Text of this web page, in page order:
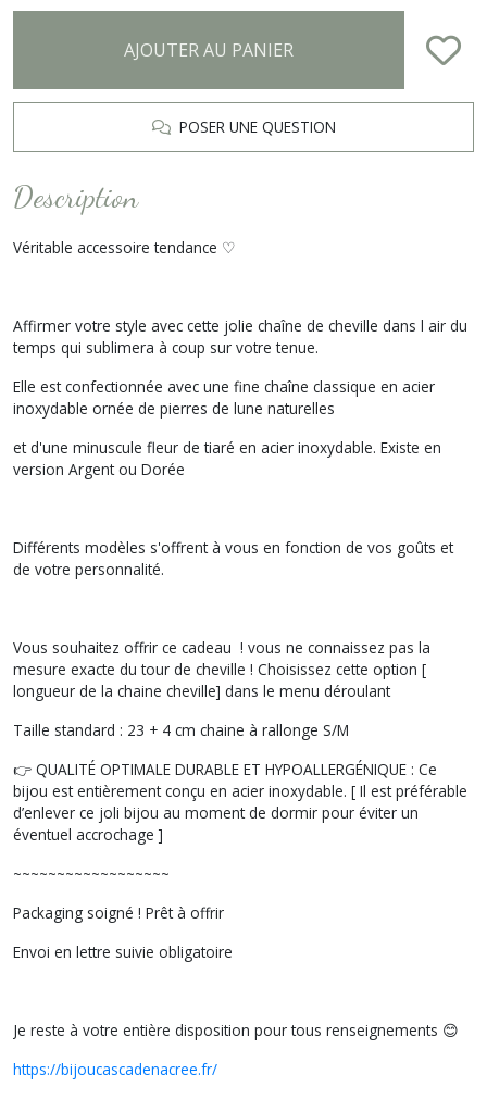
AJOUTER AU PANIER
POSER UNE QUESTION
Description
Véritable accessoire tendance ♡
Affirmer votre style avec cette jolie chaîne de cheville dans l air du
temps qui sublimera à coup sur votre tenue.
Elle est confectionnée avec une fine chaîne classique en acier
inoxydable ornée de pierres de lune naturelles
et d'une minuscule fleur de tiaré en acier inoxydable. Existe en
version Argent ou Dorée
Différents modèles s'offrent à vous en fonction de vos goûts et
de votre personnalité.
Vous souhaitez offrir ce cadeau ! vous ne connaissez pas la
mesure exacte du tour de cheville ! Choisissez cette option [
longueur de la chaine cheville] dans le menu déroulant
Taille standard : 23 + 4 cm chaine à rallonge S/M
👉 QUALITÉ OPTIMALE DURABLE ET HYPOALLERGÉNIQUE : Ce
bijou est entièrement conçu en acier inoxydable. [ Il est préférable
d’enlever ce joli bijou au moment de dormir pour éviter un
éventuel accrochage ]
~~~~~~~~~~~~~~~~~~
Packaging soigné ! Prêt à offrir
Envoi en lettre suivie obligatoire
Je reste à votre entière disposition pour tous renseignements 😊
https://bijoucascadenacree.fr/